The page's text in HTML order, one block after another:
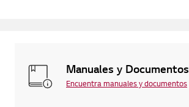
Manuales y Documentos
Encuentra manuales y documentos